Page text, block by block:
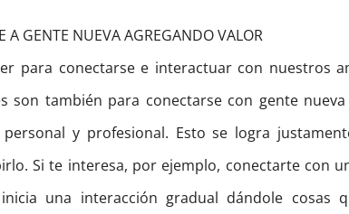
A GENTE NUEVA AGREGANDO VALOR
para conectarse e interactuar con nuestros
son también para conectarse con gente
y profesional. Esto se logra
Si te interesa, por ejemplo, conectarte con
una interacción gradual dándole cosas